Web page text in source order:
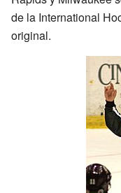
de la International
original.